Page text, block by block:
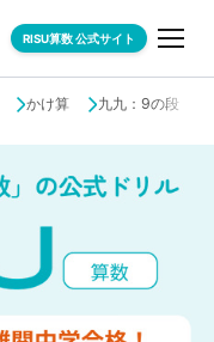
RISU算数 公式サイト
かけ算 九九：9の段